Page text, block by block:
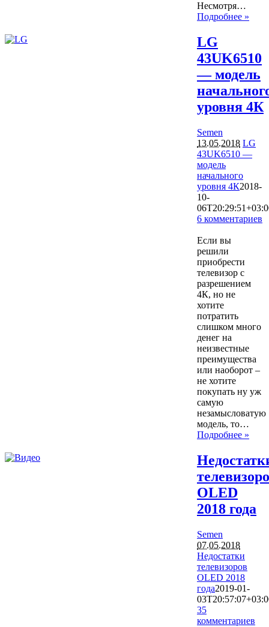
Несмотря…
Подробнее »
LG
43UK6510
— модель
уровня 4К
Semen
13.05.2018 LG
43UK6510 —
модель
начального
уровня 4К2018-
10-
6 комментариев
Если вы
решили
приобрести
телевизор с
разрешением
4К, но не
хотите
потратить
слишком много
денег на
неизвестные
преимущества
или наоборот –
не хотите
покупать ну уж
самую
незамысловатую
модель, то…
Подробнее »
OLED
2018 года
Semen
07.05.2018
Недостатки
телевизоров
OLED 2018
года2019-01-
35
комментариев